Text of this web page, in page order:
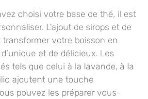
choisi votre base de thé, il est
L’ajout de sirops et de
votre boisson en
et de délicieux. Les
tels que celui à la lavande, à la
ajoutent une touche
pouvez les préparer vous-